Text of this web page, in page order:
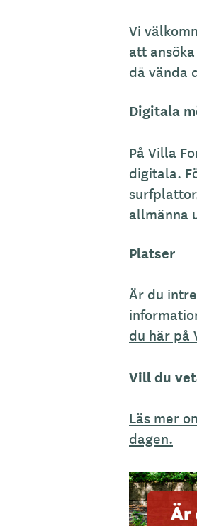
Vi
att
då vända
Digitala
På Villa
digitala.
allmänna
Platser
Är du
du här på
Vill du
Läs mer
dagen.